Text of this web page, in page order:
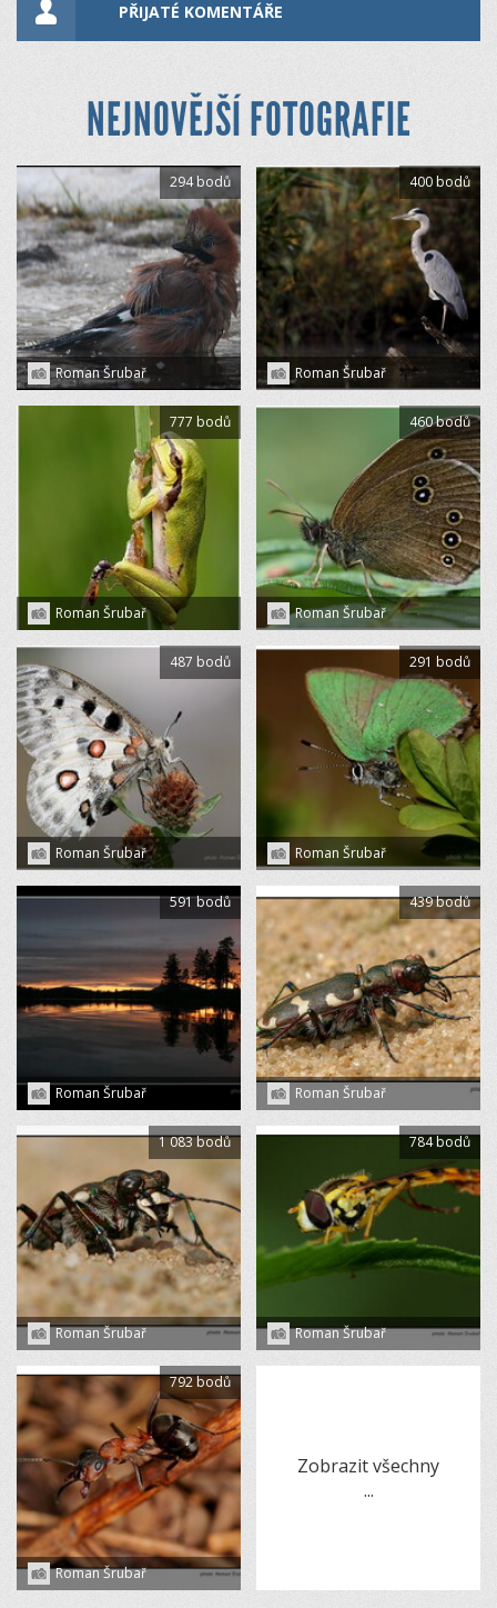
PŘIJATÉ KOMENTÁŘE
NEJNOVĚJŠÍ FOTOGRAFIE
Roman Šrubař
294 bodů
Roman Šrubař
400 bodů
Roman Šrubař
777 bodů
Roman Šrubař
460 bodů
Roman Šrubař
487 bodů
Roman Šrubař
291 bodů
Roman Šrubař
591 bodů
Roman Šrubař
439 bodů
Roman Šrubař
1 083 bodů
Roman Šrubař
784 bodů
Roman Šrubař
792 bodů
Zobrazit všechny
...